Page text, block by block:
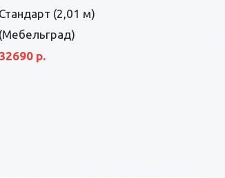
Стандарт (2,01 м)
(Мебельград)
32690 р.